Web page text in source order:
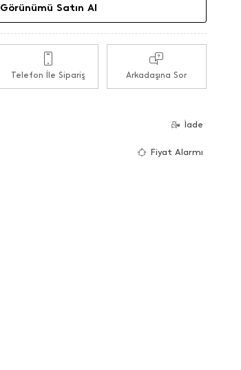
Görünümü Satın Al
Telefon İle Sipariş Arkadaşına Sor
İade
Fiyat Alarmı